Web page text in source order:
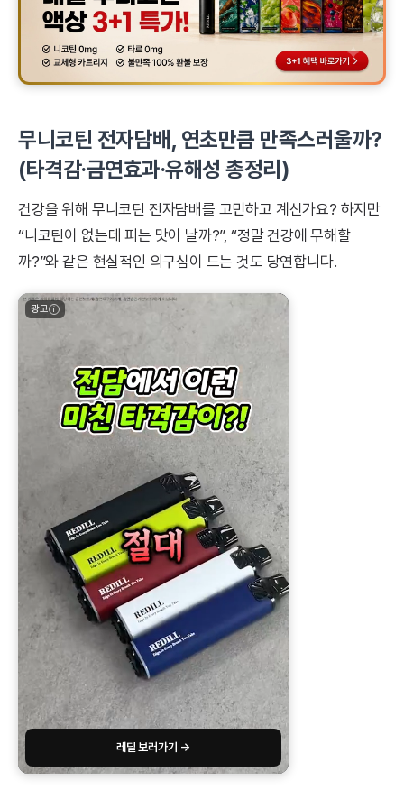
무니코틴 전자담배, 연초만큼 만족스러울까?
(타격감·금연효과·유해성 총정리)
건강을 위해 무니코틴 전자담배를 고민하고 계신가요? 하지만
“니코틴이 없는데 피는 맛이 날까?”, “정말 건강에 무해할
까?”와 같은 현실적인 의구심이 드는 것도 당연합니다.
광고
레딜 보러가기 →